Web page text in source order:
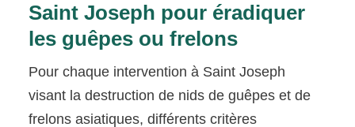
Saint Joseph pour éradiquer
les guêpes ou frelons
Pour chaque intervention à Saint Joseph
visant la destruction de nids de guêpes et de
frelons asiatiques, différents critères